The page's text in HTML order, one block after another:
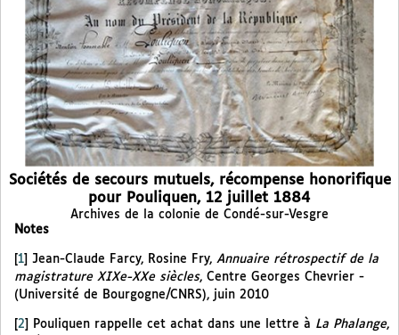
Sociétés de secours mutuels, récompense honorifique
pour Pouliquen, 12 juillet 1884
Archives de la colonie de Condé-sur-Vesgre
Notes
[1] Jean-Claude Farcy, Rosine Fry, Annuaire rétrospectif de la
magistrature XIXe-XXe siècles, Centre Georges Chevrier -
(Université de Bourgogne/CNRS), juin 2010
2 Pouliquen rappelle cet achat dans une lettre à La Phalange,